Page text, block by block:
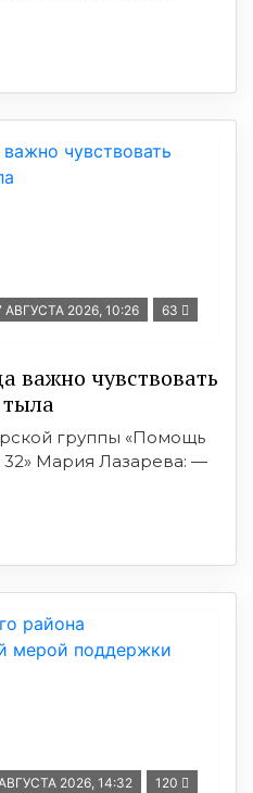
АВГУСТА 2026, 10:26 63
важно чувствовать
группы «Помощь
Мария Лазарева: —
2026, 14:32 120